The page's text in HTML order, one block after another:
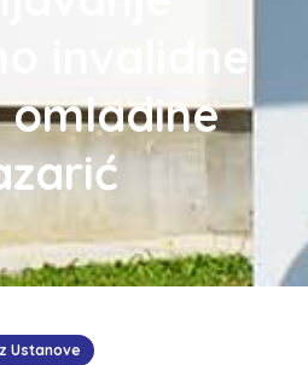
invalidne
omladine
Ustanove